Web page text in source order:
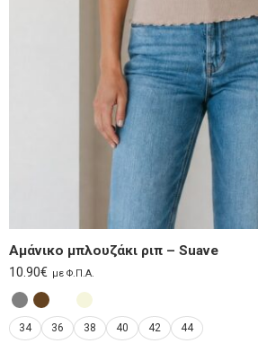
Αμάνικο μπλουζάκι ριπ – Suave
10.90€ με Φ.Π.Α.
34 36 38 40 42 44